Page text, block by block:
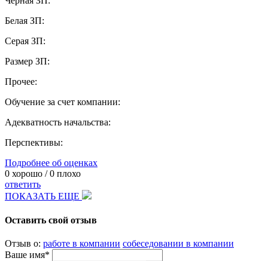
Белая ЗП:
Серая ЗП:
Размер ЗП:
Прочее:
Обучение за счет компании:
Адекватность начальства:
Перспективы:
Подробнее об оценках
0 хорошо /0 плохо
ответить
ПОКАЗАТЬ ЕЩЕ
Оставить свой отзыв
Отзыв о: работе в компании собеседовании в компании
Ваше имя*